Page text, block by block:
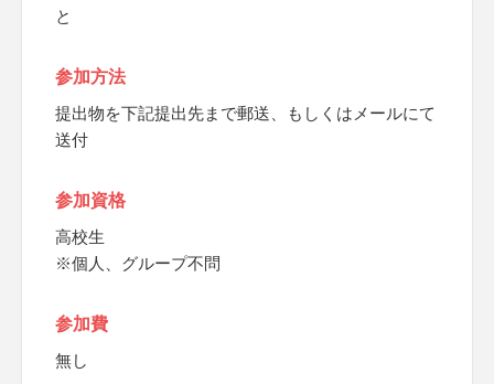
と
参加方法
提出物を下記提出先まで郵送、もしくはメールにて
送付
参加資格
高校生
※個人、グループ不問
参加費
無し